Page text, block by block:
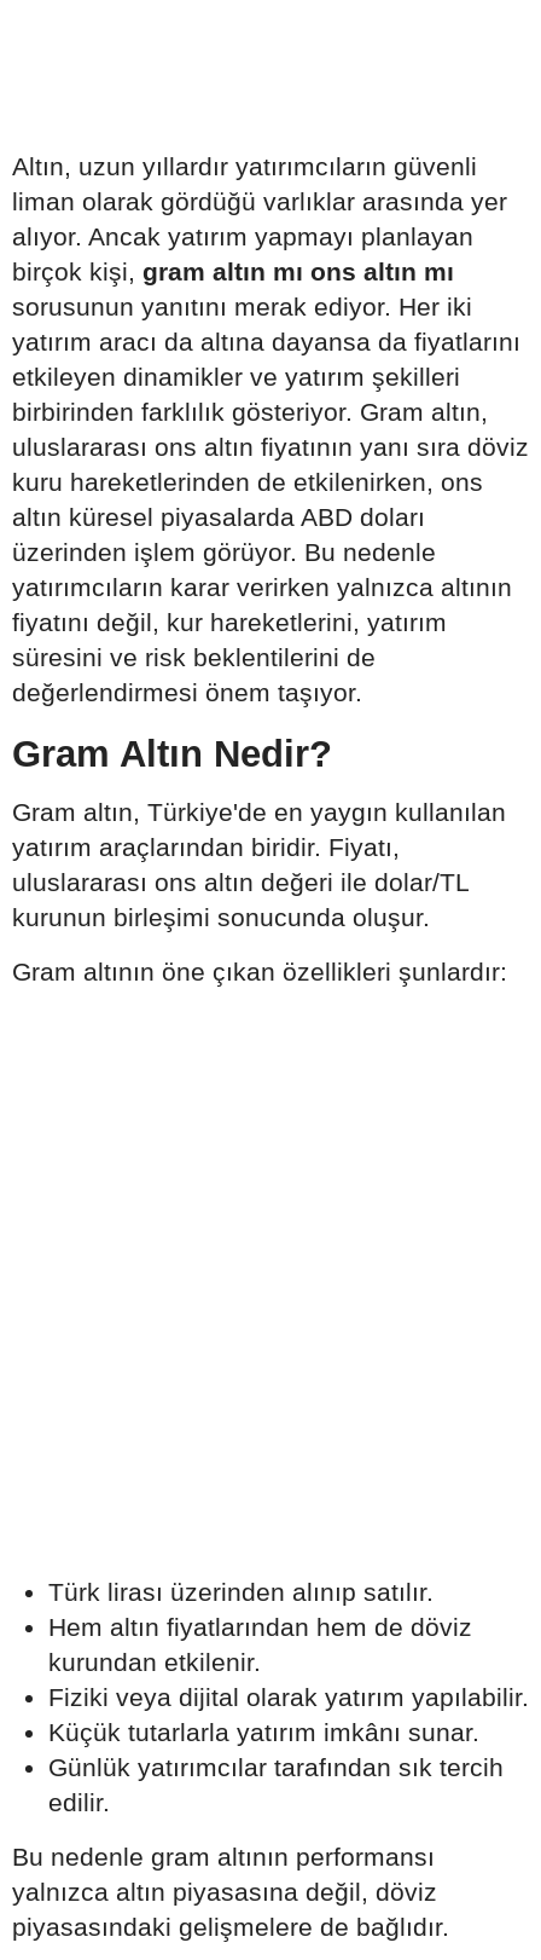
Altın, uzun yıllardır yatırımcıların güvenli
liman olarak gördüğü varlıklar arasında yer
alıyor. Ancak yatırım yapmayı planlayan
birçok kişi, gram altın mı ons altın mı
sorusunun yanıtını merak ediyor. Her iki
yatırım aracı da altına dayansa da fiyatlarını
etkileyen dinamikler ve yatırım şekilleri
birbirinden farklılık gösteriyor. Gram altın,
uluslararası ons altın fiyatının yanı sıra döviz
kuru hareketlerinden de etkilenirken, ons
altın küresel piyasalarda ABD doları
üzerinden işlem görüyor. Bu nedenle
yatırımcıların karar verirken yalnızca altının
fiyatını değil, kur hareketlerini, yatırım
süresini ve risk beklentilerini de
değerlendirmesi önem taşıyor.
Gram Altın Nedir?
Gram altın, Türkiye'de en yaygın kullanılan
yatırım araçlarından biridir. Fiyatı,
uluslararası ons altın değeri ile dolar/TL
kurunun birleşimi sonucunda oluşur.
Gram altının öne çıkan özellikleri şunlardır:
Türk lirası üzerinden alınıp satılır.
Hem altın fiyatlarından hem de döviz
kurundan etkilenir.
Fiziki veya dijital olarak yatırım yapılabilir.
Küçük tutarlarla yatırım imkânı sunar.
Günlük yatırımcılar tarafından sık tercih
edilir.
Bu nedenle gram altının performansı
yalnızca altın piyasasına değil, döviz
piyasasındaki gelişmelere de bağlıdır.